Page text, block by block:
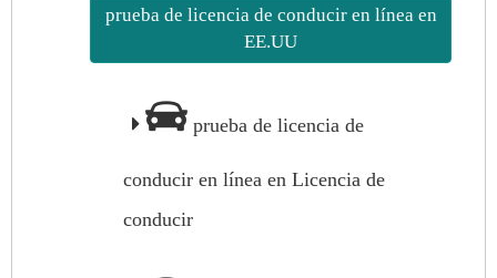
prueba de licencia de conducir en línea en
EE.UU
prueba de licencia de
conducir en línea en Licencia de
conducir